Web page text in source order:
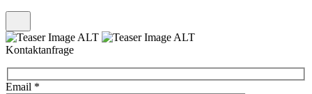
Kontaktanfrage
Email *